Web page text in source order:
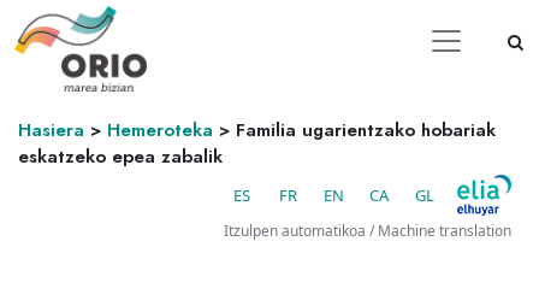
Hasiera > Hemeroteka > Familia ugarientzako hobariak
eskatzeko epea zabalik
ES FR EN CA GL
Itzulpen automatikoa / Machine translation